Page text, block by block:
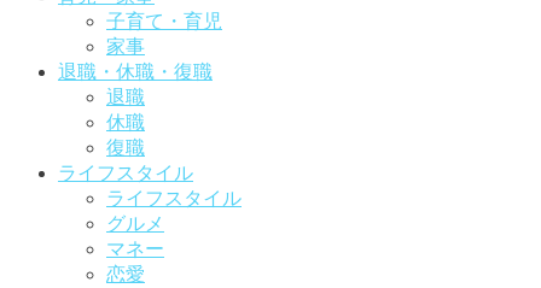
子育て・育児
家事
退職・休職・復職
退職
休職
復職
ライフスタイル
ライフスタイル
グルメ
マネー
恋愛